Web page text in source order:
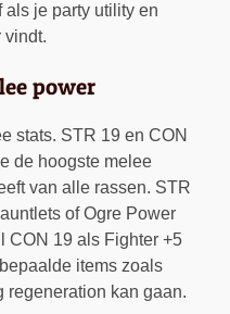
je party utility en
vindt.
power
stats. STR 19 en CON
de hoogste melee
van alle rassen. STR
of Ogre Power
CON 19 als Fighter +5
items zoals
regeneration kan gaan.